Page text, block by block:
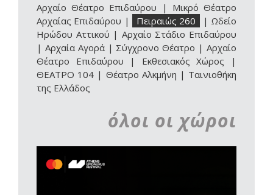
Αρχαίο Θέατρο Επιδαύρου | Μικρό Θέατρο
Αρχαίας Επιδαύρου | Πειραιώς 260 | Ωδείο
Ηρώδου Αττικού | Αρχαίο Στάδιο Επιδαύρου
| Αρχαία Αγορά| Σύγχρονο Θέατρο |Αρχαίο
Θέατρο Επιδαύρου | Εκθεσιακός Χώρος |
ΘΕΑΤΡΟ 104 | Θέατρο Αλκμήνη | Ταινιοθήκη
της Ελλάδος
όλοι οι χώροι